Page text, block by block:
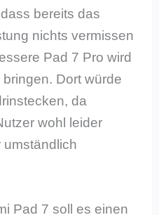
bereits das
nichts vermissen
Pad 7 Pro wird
Dort würde
da
wohl leider
umständlich
Pad 7 soll es einen